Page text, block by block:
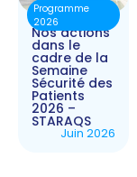
Nos actions
dans le
cadre de la
Semaine
Sécurité des
Patients
2026 –
STARAQS
Juin 2026
Programme
2026